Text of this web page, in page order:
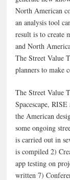
North American
an analysis tool
result is to create
and North
The Street Value
planners to make
The Street Value
Spacescape,
the American
some ongoing
is carried out in
is compiled 2)
app testing on
written 7)